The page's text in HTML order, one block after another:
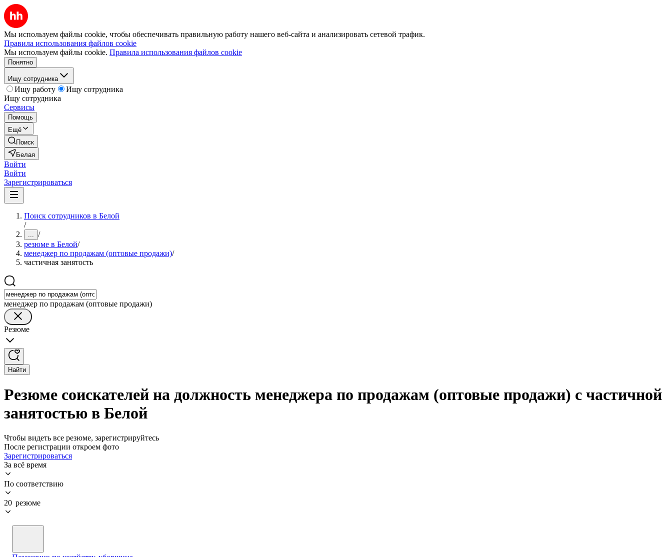
Мы используем файлы cookie, чтобы обеспечивать правильную работу нашего веб-сайта и анализировать сетевой трафик.
Правила использования файлов cookie
Мы используем файлы cookie. Правила использования файлов cookie
Понятно
Ищу сотрудника
Ищу работу
Ищу сотрудника
Ищу сотрудника
Сервисы
Помощь
Ещё
Поиск
Белая
Войти
Войти
Зарегистрироваться
Поиск сотрудников в Белой
/
... /
резюме в Белой/
менеджер по продажам (оптовые продажи)/
частичная занятость
менеджер по продажам (оптовые продажи)
Резюме
Найти
Резюме соискателей на должность менеджера по продажам (оптовые продажи) с частичной
занятостью в Белой
Чтобы видеть все резюме, зарегистрируйтесь
После регистрации откроем фото
Зарегистрироваться
За всё время
По соответствию
20 резюме